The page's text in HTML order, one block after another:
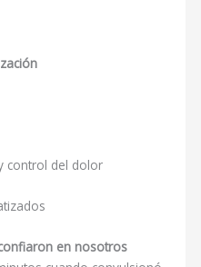
control del dolor
en nosotros